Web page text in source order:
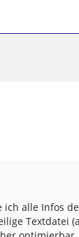
alle Infos
Textdatei